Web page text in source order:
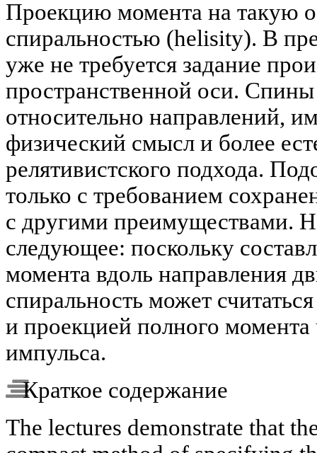
Проекцию момента на такую
спиральностью (helisity). В
уже не требуется задание
пространственной оси.
относительно направлений,
физический смысл и более
релятивистского подхода.
только с требованием
с другими преимуществами.
следующее: поскольку
момента вдоль направления
спиральность может
и проекцией полного
импульса.
Краткое содержание
The lectures demonstrate that